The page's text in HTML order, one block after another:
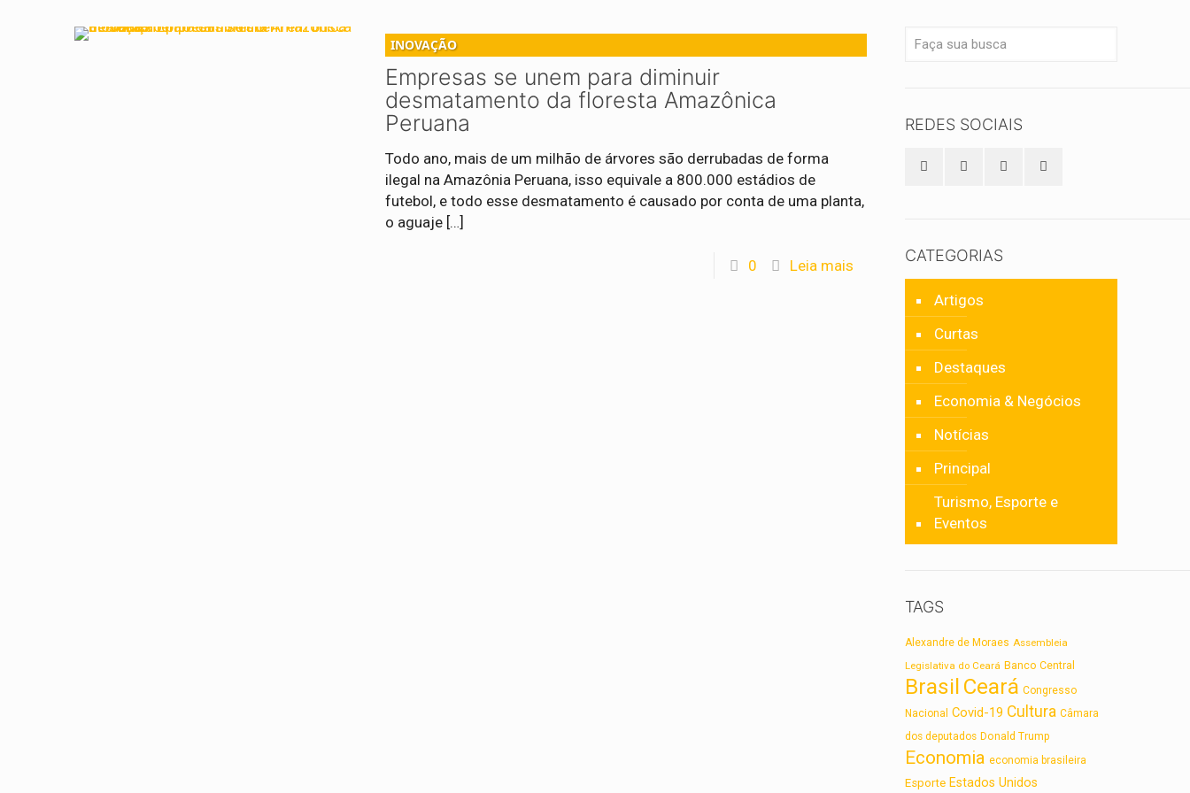
INOVAÇÃO
Empresas se unem para diminuir
desmatamento da floresta Amazônica
Peruana
Todo ano, mais de um milhão de árvores são derrubadas de forma
ilegal na Amazônia Peruana, isso equivale a 800.000 estádios de
futebol, e todo esse desmatamento é causado por conta de uma planta,
o aguaje […]
0 Leia mais
REDES SOCIAIS
CATEGORIAS
Artigos
Curtas
Destaques
Economia & Negócios
Notícias
Principal
Turismo, Esporte e
Eventos
TAGS
Alexandre de Moraes Assembleia
Legislativa do Ceará Banco Central
Brasil Ceará Congresso
Nacional
Covid-19 Cultura Câmara
dos deputados Donald Trump
Economia economia brasileira
Esporte Estados Unidos